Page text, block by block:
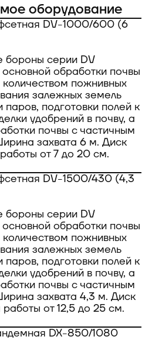
оборудование
DV-1000/600 (6
бороны серии DV
обработки почвы
пожнивных
залежных земель
подготовки полей к
удобрений в почву, а
почвы с частичным
захвата 6 м. Диск
от 7 до 20 см.
DV-1500/430 (4,3
бороны серии DV
обработки почвы
пожнивных
залежных земель
подготовки полей к
удобрений в почву, а
почвы с частичным
захвата 4,3 м. Диск
от 12,5 до 25 см.
DX-850/1080